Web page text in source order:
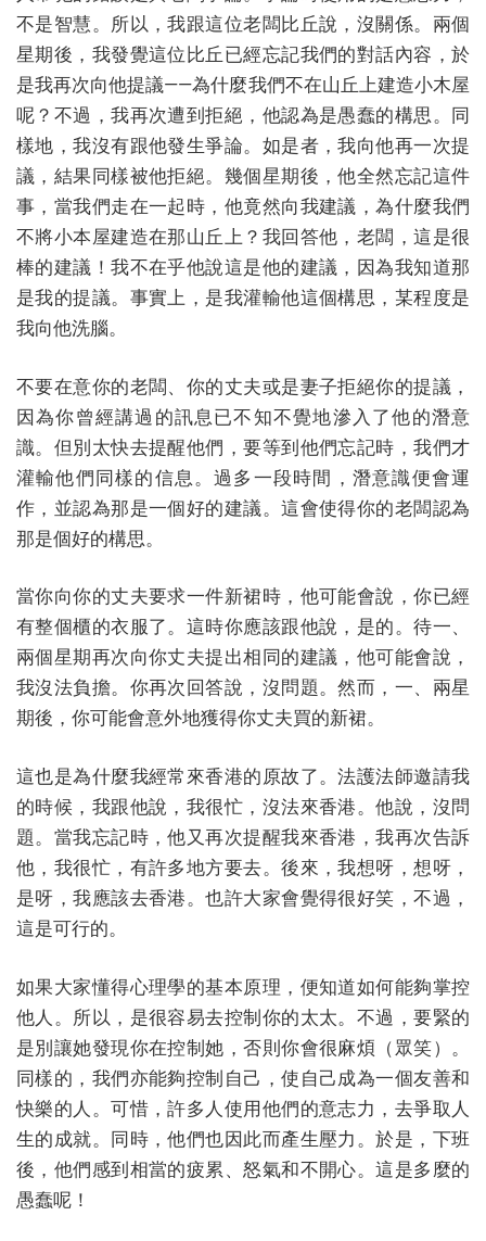
不是智慧。所以，我跟這位老闆比丘說，沒關係。兩個
星期後，我發覺這位比丘已經忘記我們的對話內容，於
是我再次向他提議——為什麼我們不在山丘上建造小木屋
呢？不過，我再次遭到拒絕，他認為是愚蠢的構思。同
樣地，我沒有跟他發生爭論。如是者，我向他再一次提
議，結果同樣被他拒絕。幾個星期後，他全然忘記這件
事，當我們走在一起時，他竟然向我建議，為什麼我們
不將小本屋建造在那山丘上？我回答他，老闆，這是很
棒的建議！我不在乎他說這是他的建議，因為我知道那
是我的提議。事實上，是我灌輸他這個構思，某程度是
我向他洗腦。
不要在意你的老闆、你的丈夫或是妻子拒絕你的提議，
因為你曾經講過的訊息已不知不覺地滲入了他的潛意
識。但別太快去提醒他們，要等到他們忘記時，我們才
灌輸他們同樣的信息。過多一段時間，潛意識便會運
作，並認為那是一個好的建議。這會使得你的老闆認為
那是個好的構思。
當你向你的丈夫要求一件新裙時，他可能會說，你已經
有整個櫃的衣服了。這時你應該跟他說，是的。待一、
兩個星期再次向你丈夫提出相同的建議，他可能會說，
我沒法負擔。你再次回答說，沒問題。然而，一、兩星
期後，你可能會意外地獲得你丈夫買的新裙。
這也是為什麼我經常來香港的原故了。法護法師邀請我
的時候，我跟他說，我很忙，沒法來香港。他說，沒問
題。當我忘記時，他又再次提醒我來香港，我再次告訴
他，我很忙，有許多地方要去。後來，我想呀，想呀，
是呀，我應該去香港。也許大家會覺得很好笑，不過，
這是可行的。
如果大家懂得心理學的基本原理，便知道如何能夠掌控
他人。所以，是很容易去控制你的太太。不過，要緊的
是別讓她發現你在控制她，否則你會很麻煩（眾笑）。
同樣的，我們亦能夠控制自己，使自己成為一個友善和
快樂的人。可惜，許多人使用他們的意志力，去爭取人
生的成就。同時，他們也因此而產生壓力。於是，下班
後，他們感到相當的疲累、怒氣和不開心。這是多麼的
愚蠢呢！